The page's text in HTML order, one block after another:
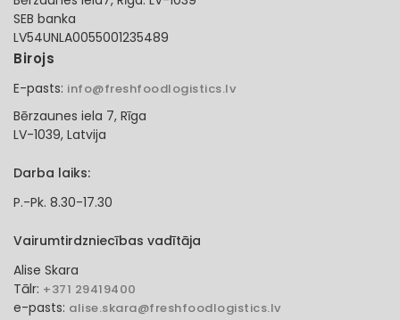
SEB banka
LV54UNLA0055001235489
Birojs
E-pasts: info@freshfoodlogistics.lv
Bērzaunes iela 7, Rīga
LV-1039, Latvija
Darba laiks:
P.-Pk. 8.30-17.30
Vairumtirdzniecības vadītāja
Alise Skara
Tālr: +371 29419400
e-pasts: alise.skara@freshfoodlogistics.lv